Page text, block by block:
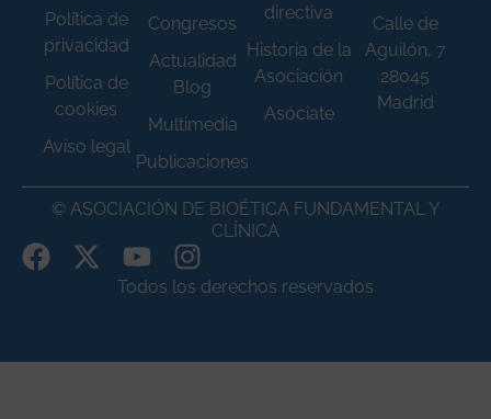
Política de
privacidad
Política de
cookies
Aviso legal
Congresos
Actualidad
Blog
Multimedia
Publicaciones
directiva
Historia de la
Asociación
Asóciate
Calle de
Aguilón, 7
28045
Madrid
© ASOCIACIÓN DE BIOÉTICA FUNDAMENTAL Y
CLÍNICA
Todos los derechos reservados